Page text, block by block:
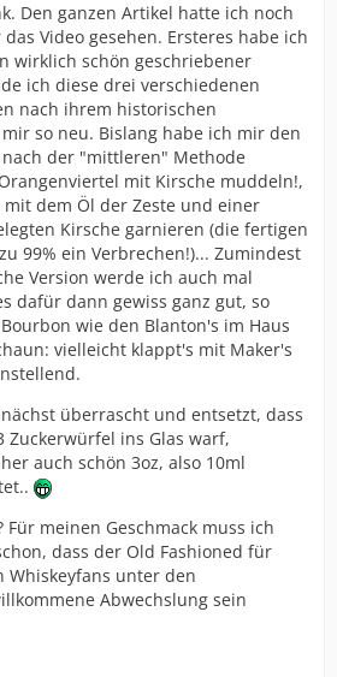
Den ganzen Artikel hatte ich noch
Video gesehen. Ersteres habe ich
wirklich schön geschriebener
ich diese drei verschiedenen
nach ihrem historischen
so neu. Bislang habe ich mir den
der "mittleren" Methode
mit Kirsche muddeln!,
dem Öl der Zeste und einer
Kirsche garnieren (die fertigen
99% ein Verbrechen!)... Zumindest
Version werde ich auch mal
dafür dann gewiss ganz gut, so
wie den Blanton's im Haus
vielleicht klappt's mit Maker's
überrascht und entsetzt, dass
Zuckerwürfel ins Glas warf,
auch schön 3oz, also 10ml
Für meinen Geschmack muss ich
dass der Old Fashioned für
Whiskeyfans unter den
Abwechslung sein